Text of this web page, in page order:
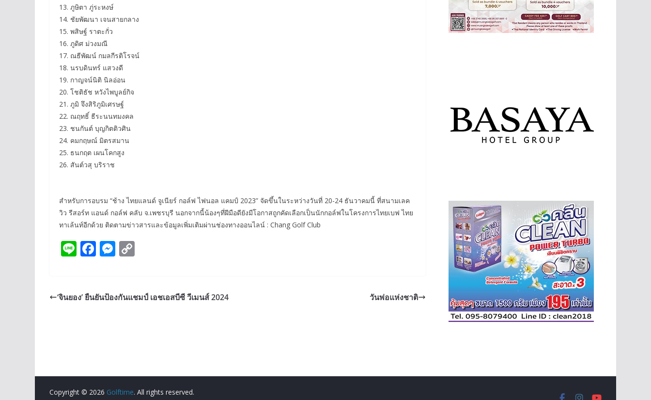
13. ภูษิตา ภู่ระหงษ์
14. ชัยพัฒนา เจนสายกลาง
15. พสิษฐ์ ราตะกั่ว
16. ภูดิศ ม่วงมณี
17. ณธีพัฒน์ กมลกีรติโรจน์
18. นรบดินทร์ แสวงดี
19. กาญจน์นิติ นิลอ่อน
20. โชติธัช หวังไพบูลย์กิจ
21. ภูมิ จึงสิริภูมิเศรษฐ์
22. ณฤทธิ์ ธีระนนทมงคล
23. ชนกันต์ บุญกิตติวศิน
24. คมกฤษณ์ มิตรสมาน
25. ธนกฤต เผนโคกสูง
26. สันต์วสุ บริราช
สำหรับการอบรม “ช้าง ไทยแลนด์ จูเนียร์ กอล์ฟ ไฟนอล แคมป์ 2023” จัดขึ้นในระหว่างวันที่ 20-24 ธันวาคมนี้ ที่สนามเลค
วิว รีสอร์ท แอนด์ กอล์ฟ คลับ จ.เพชรบุรี นอกจากนี้น้องๆที่ฝีมือดียังมีโอกาสถูกคัดเลือกเป็นนักกอล์ฟในโครงการไทยเบฟ ไทย
ทาเล้นท์อีกด้วย ติดตามข่าวสารและข้อมูลเพิ่มเติมผ่านช่องทางออนไลน์ : Chang Golf Club
Li F
b
M
e y
‘จินยอง’ ยืนยันป้องกันแชมป์ เอชเอสบีซี วีเมนส์ 2024 วันพ่อแห่งชาติ
Copyright © 2026 Golftime. All rights reserved.